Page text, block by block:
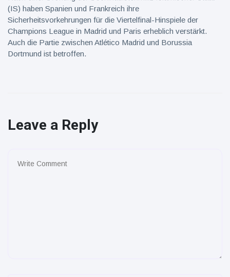
(IS) haben Spanien und Frankreich ihre
Sicherheitsvorkehrungen für die Viertelfinal-Hinspiele der
Champions League in Madrid und Paris erheblich verstärkt.
Auch die Partie zwischen Atlético Madrid und Borussia
Dortmund ist betroffen.
Leave a Reply